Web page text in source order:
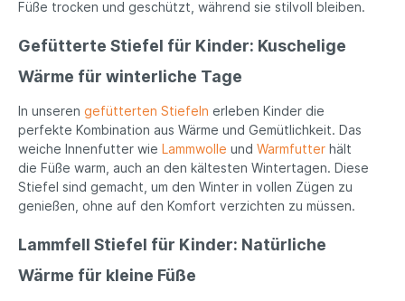
Füße trocken und geschützt, während sie stilvoll bleiben.
Gefütterte Stiefel für Kinder: Kuschelige
Wärme für winterliche Tage
In unseren gefütterten Stiefeln erleben Kinder die
perfekte Kombination aus Wärme und Gemütlichkeit. Das
weiche Innenfutter wie Lammwolle und Warmfutter hält
die Füße warm, auch an den kältesten Wintertagen. Diese
Stiefel sind gemacht, um den Winter in vollen Zügen zu
genießen, ohne auf den Komfort verzichten zu müssen.
Lammfell Stiefel für Kinder: Natürliche
Wärme für kleine Füße